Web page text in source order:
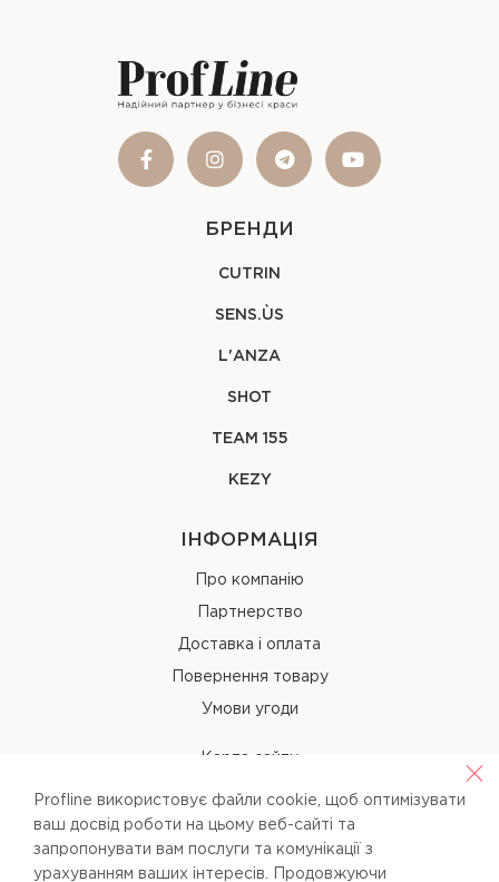
БРЕНДИ
CUTRIN
SENS.ÙS
L'ANZA
SHOT
TEAM 155
KEZY
ІНФОРМАЦІЯ
Про компанію
Партнерство
Доставка і оплата
Повернення товару
Умови угоди
Карта сайту
КОНТАКТИ
+38 (067) 238-97-40
Profline використовує файли cookie, щоб оптимізувати
ваш досвід роботи на цьому веб-сайті та
запропонувати вам послуги та комунікації з
урахуванням ваших інтересів. Продовжуючи